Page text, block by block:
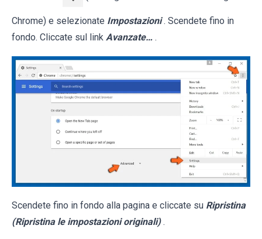
Chrome) e selezionate Impostazioni . Scendete fino in
fondo. Cliccate sul link Avanzate… .
Scendete fino in fondo alla pagina e cliccate su Ripristina
(Ripristina le impostazioni originali) .